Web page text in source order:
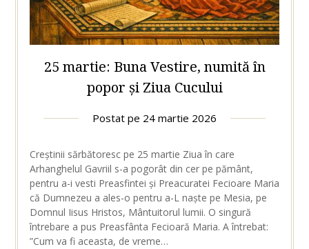
25 martie: Buna Vestire, numită în
popor și Ziua Cucului
Postat pe 24 martie 2026
Creștinii sărbătoresc pe 25 martie Ziua în care
Arhanghelul Gavriil s-a pogorât din cer pe pământ,
pentru a-i vesti Preasfintei și Preacuratei Fecioare Maria
că Dumnezeu a ales-o pentru a-L naște pe Mesia, pe
Domnul Iisus Hristos, Mântuitorul lumii. O singură
întrebare a pus Preasfânta Fecioară Maria. A întrebat:
”Cum va fi aceasta, de vreme…